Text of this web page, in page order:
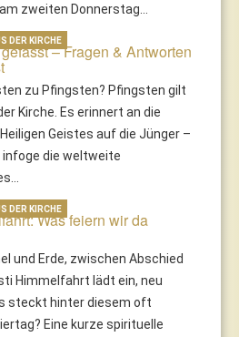
zweiten Donnerstag…
– Fragen & Antworten
zu Pfingsten? Pfingsten gilt
Kirche. Es erinnert an die
Geistes auf die Jünger –
infoge die weltweite
DER KIRCHE
Was feiern wir da
und Erde, zwischen Abschied
Himmelfahrt lädt ein, neu
steckt hinter diesem oft
Eine kurze spirituelle
DER KIRCHE